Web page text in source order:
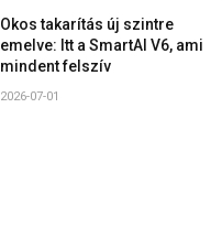
Okos takarítás új szintre
emelve: Itt a SmartAI V6, ami
mindent felszív
2026-07-01